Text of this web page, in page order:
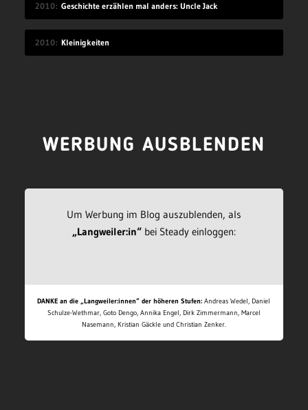
2010 Geschichte erzählen mal anders: Uncle Jack
2010 Kleinigkeiten
WERBUNG AUSBLENDEN
Um Werbung im Blog auszublenden, als
„Langweiler:in“bei Steady einloggen:
DANKE an die „Langweiler:innen“ der höheren Stufen: Andreas Wedel, Daniel
Schulze-Wethmar, Goto Dengo, Annika Engel, Dirk Zimmermann, Marcel
Nasemann, Kristian Gäckle und Christian Zenker.